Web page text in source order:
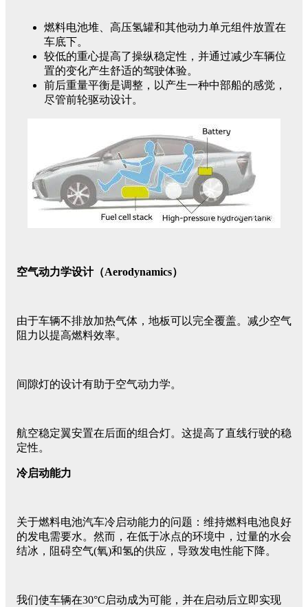
燃料电池堆、高压氢罐和其他动力单元组件放置在
车底下。
较低的重心提高了操纵稳定性，并通过减少车辆位
置的变化产生舒适的驾驶体验。
前后重量平衡是调整，以产生一种中部船的感觉，
尽管前轮驱动设计。
空气动力学设计（Aerodynamics）
由于车辆不排放加热气体，地板可以完全覆盖。减少空气
阻力以提高燃料效率。
间隙灯的设计有助于空气动力学。
航空稳定翼安置在后面的组合灯。这提高了直线行驶的稳
定性。
冷启动能力
关于燃料电池汽车冷启动能力的问题：维持燃料电池良好
的发电需要水。然而，在低于冰点的环境中，过量的水会
结冰，阻碍空气(氧)和氢的供应，导致发电性能下降。
我们使车辆在30°C启动成为可能，并在启动后立即实现